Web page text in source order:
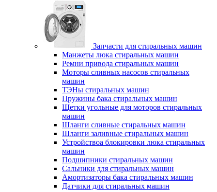
Запчасти для стиральных машин
Манжеты люка стиральных машин
Ремни привода стиральных машин
Моторы сливных насосов стиральных
машин
ТЭНы стиральных машин
Пружины бака стиральных машин
Щетки угольные для моторов стиральных
машин
Шланги сливные стиральных машин
Шланги заливные стиральных машин
Устройствоа блокировки люка стиральных
машин
Подшипники стиральных машин
Сальники для стиральных машин
Амортизаторы бака стиральных машин
Датчики для стиральных машин